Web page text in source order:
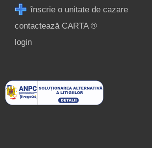
înscrie o unitate de cazare
contactează CARTA ®
login